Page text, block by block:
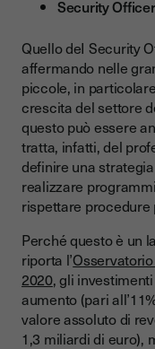
Security Officer
Quello deI Security
affermando nelle
piccole, in
crescita del settore
questo può essere
tratta, infatti, del
definire una
realizzare
rispettare
Perché questo è un
riporta l’
2020, gli
aumento (pari
valore assoluto di
1,3 miliardi di euro),